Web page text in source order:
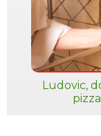
Ludovic,